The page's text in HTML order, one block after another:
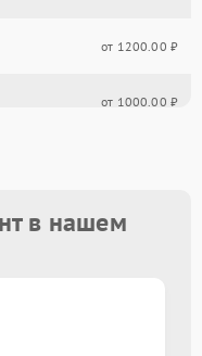
от 1200.00 ₽
от 1000.00 ₽
в нашем